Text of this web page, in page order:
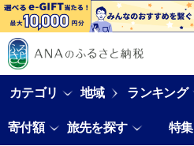
カテゴリ 地域 ランキング
寄付額 旅先を探す 特集